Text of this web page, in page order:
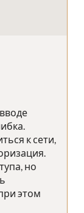
к сети,
но
этом